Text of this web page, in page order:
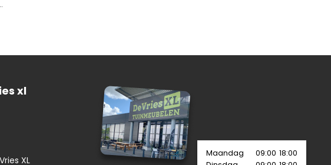
xl
XL
Maandag 09:00 18:00